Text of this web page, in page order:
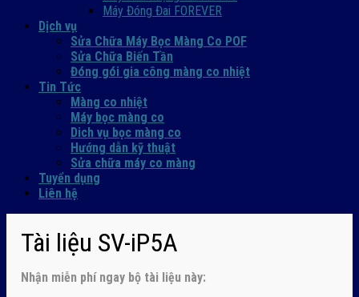
Máy Đóng Đai FOREVER
Dịch vụ
Sửa Chữa Máy Bọc Màng Co POF
Sửa Chữa Biến Tần
Đóng gói gia công màng co nhiệt
Tin Tức
Màng co nhiệt
Máy bọc màng co
Dich vụ bọc màng co
Hướng dẫn kỹ thuật
Sửa chữa máy co màng
Tuyển dụng
Liên hệ
Tài liệu SV-iP5A
Nhận miễn phí ngay bộ tài liệu này: